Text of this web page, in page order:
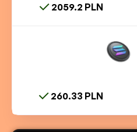
2059.2 PLN
260.33 PLN